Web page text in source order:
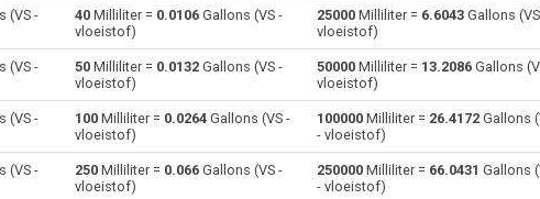
Deciliter naar Milliliter
decimeters Kubieke decimeters naar Milliliter
van bestuur voeten FBM FBM Raad van bestuur voeten naar Milliliter
Kubieke voet ft³ Kubieke voet naar Milliliter
(VS -
40 Milliliter = 0.0106 Gallons (VS -
vloeistof)
25000 Milliliter = 6.6043 Gallons
vloeistof)
(VS -
50 Milliliter = 0.0132 Gallons (VS -
vloeistof)
50000 Milliliter = 13.2086 Gallons
vloeistof)
(VS -
100 Milliliter = 0.0264 Gallons (VS -
vloeistof)
100000 Milliliter = 26.4172 Gallons
- vloeistof)
(VS -
250 Milliliter = 0.066 Gallons (VS -
vloeistof)
250000 Milliliter = 66.0431 Gallons
- vloeistof)